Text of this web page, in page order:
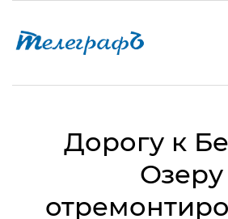
Дорогу к
Озеру